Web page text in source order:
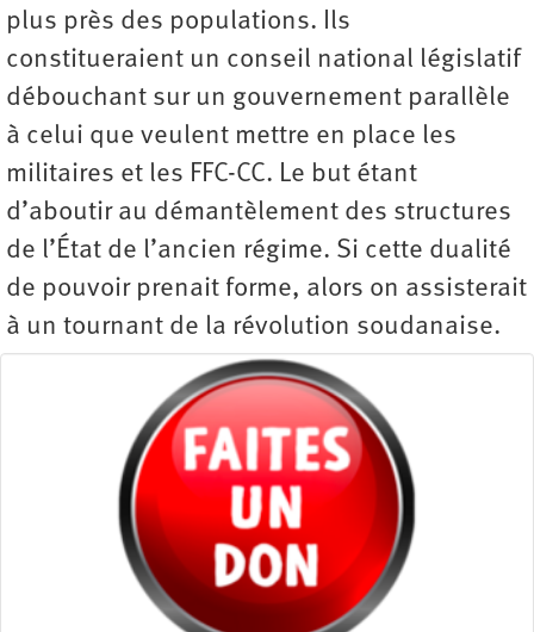
plus près des populations. Ils
constitueraient un conseil national législatif
débouchant sur un gouvernement parallèle
à celui que veulent mettre en place les
militaires et les FFC-CC. Le but étant
d’aboutir au démantèlement des structures
de l’État de l’ancien régime. Si cette dualité
de pouvoir prenait forme, alors on assisterait
à un tournant de la révolution soudanaise.